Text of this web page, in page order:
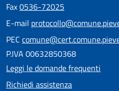
Fax0536-72025
E-mail
PEC
P.IVA 00632850368
Leggi le domande frequenti
Richiedi assistenza